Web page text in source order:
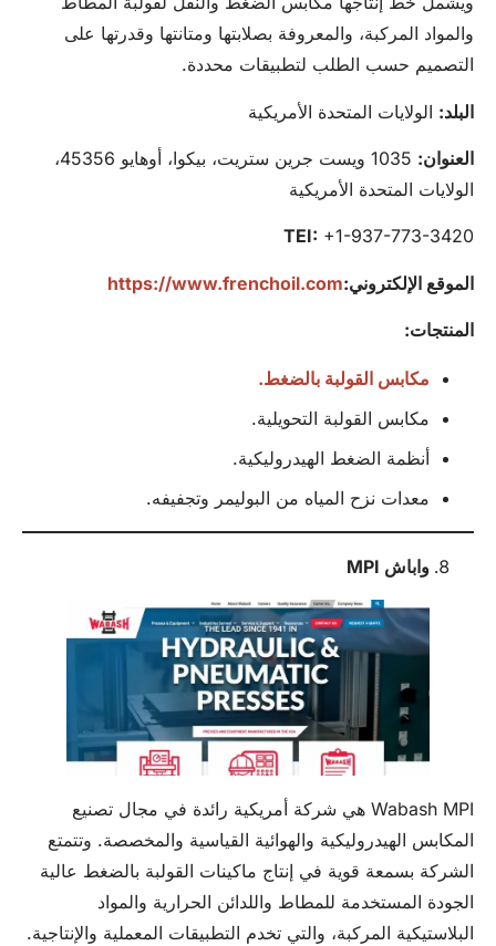
والمواد المركبة، والمعروفة بصلابتها ومتانتها وقدرتها على
التصميم حسب الطلب لتطبيقات محددة.
البلد: الولايات المتحدة الأمريكية
العنوان:
1035 ويست جرين ستريت، بيكوا، أوهايو 45356،
الولايات المتحدة الأمريكية
TEI: +1-937-773-3420
الموقع الإلكتروني:https://www.frenchoil.com
المنتجات:
مكابس القولبة بالضغط.
مكابس القولبة التحويلية.
أنظمة الضغط الهيدروليكية.
معدات نزح المياه من البوليمر وتجفيفه.
واباش MPI
Wabash MPI هي شركة أمريكية رائدة في مجال تصنيع
المكابس الهيدروليكية والهوائية القياسية والمخصصة. وتتمتع
الشركة بسمعة قوية في إنتاج ماكينات القولبة بالضغط عالية
الجودة المستخدمة للمطاط واللدائن الحرارية والمواد
البلاستيكية المركبة، والتي تخدم التطبيقات المعملية والإنتاجية.